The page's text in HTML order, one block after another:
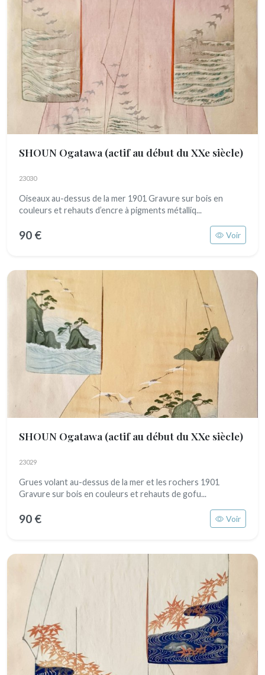
SHOUN Ogatawa (actif au début du XXe siècle)
23030
Oiseaux au-dessus de la mer 1901 Gravure sur bois en
couleurs et rehauts d’encre à pigments métalliq...
90 € Voir
SHOUN Ogatawa (actif au début du XXe siècle)
23029
Grues volant au-dessus de la mer et les rochers 1901
Gravure sur bois en couleurs et rehauts de gofu...
90 € Voir